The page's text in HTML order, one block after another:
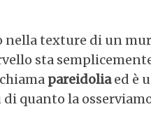
nella texture di un
sta
pareidoliaed è
quanto la